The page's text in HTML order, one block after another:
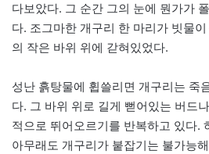
다보았다. 그 순간 그의 눈에 뭔가가
다. 조그마한 개구리 한 마리가 빗물
의 작은 바위 위에 갇혀있었다.
성난 흙탕물에 휩쓸리면 개구리는 죽
다. 그 바위 위로 길게 뻗어있는 버드
적으로 뛰어오르기를 반복하고 있다.
아무래도 개구리가 붙잡기는 불가능